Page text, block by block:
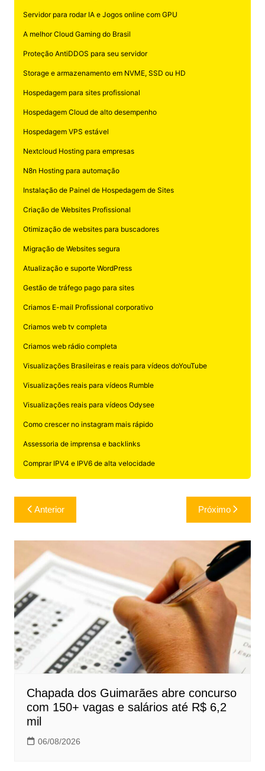
Servidor para rodar IA e Jogos online com GPU
A melhor Cloud Gaming do Brasil
Proteção AntiDDOS para seu servidor
Storage e armazenamento em NVME, SSD ou HD
Hospedagem para sites profissional
Hospedagem Cloud de alto desempenho
Hospedagem VPS estável
Nextcloud Hosting para empresas
N8n Hosting para automação
Instalação de Painel de Hospedagem de Sites
Criação de Websites Profissional
Otimização de websites para buscadores
Migração de Websites segura
Atualização e suporte WordPress
Gestão de tráfego pago para sites
Criamos E-mail Profissional corporativo
Criamos web tv completa
Criamos web rádio completa
Visualizações Brasileiras e reais para vídeos doYouTube
Visualizações reais para vídeos Rumble
Visualizações reais para vídeos Odysee
Como crescer no instagram mais rápido
Assessoria de imprensa e backlinks
Comprar IPV4 e IPV6 de alta velocidade
Navegação
de
Post
Anterior Próximo
Chapada dos Guimarães abre concurso
com 150+ vagas e salários até R$ 6,2
mil
06/08/2026